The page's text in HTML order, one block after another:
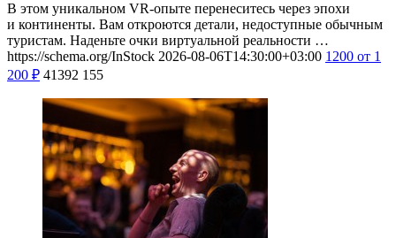
В этом уникальном VR-опыте перенеситесь через эпохи
и континенты. Вам откроются детали, недоступные обычным
туристам. Наденьте очки виртуальной реальности …
https://schema.org/InStock 2026-08-06T14:30:00+03:00 1200 от 1
200 ₽ 41392 155